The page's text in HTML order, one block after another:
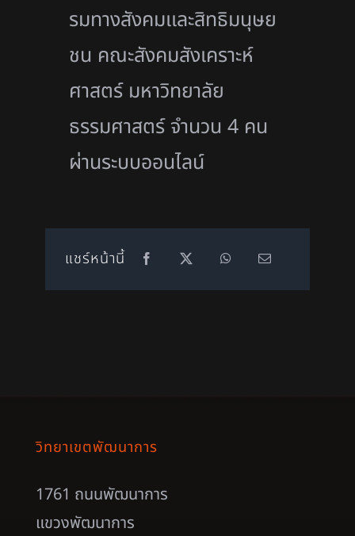
รมทางสังคมเเละสิทธิมนุษย
ชน คณะสังคมสังเคราะห์
ศาสตร์ มหาวิทยาลัย
ธรรมศาสตร์ จำนวน 4 คน
ผ่านระบบออนไลน์
แชร์หน้านี้
วิทยาเขตพัฒนาการ
1761 ถนนพัฒนาการ
แขวงพัฒนาการ